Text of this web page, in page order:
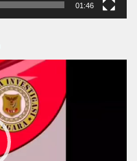
01:46